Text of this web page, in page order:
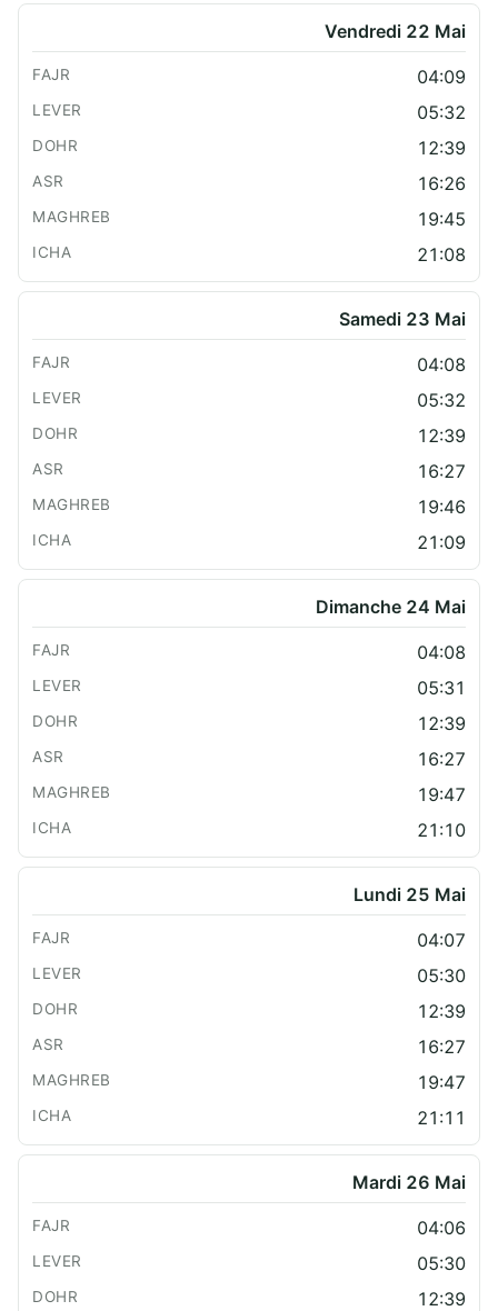
Vendredi 22 Mai
04:09
05:32
12:39
16:26
19:45
21:08
Samedi 23 Mai
04:08
05:32
12:39
16:27
19:46
21:09
Dimanche 24 Mai
04:08
05:31
12:39
16:27
19:47
21:10
Lundi 25 Mai
04:07
05:30
12:39
16:27
19:47
21:11
Mardi 26 Mai
04:06
05:30
12:39